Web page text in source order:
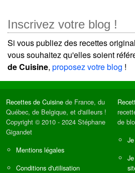
Inscrivez votre blog !
Si vous publiez des recettes
vous souhaitez qu'elles soient
de Cuisine, proposez votre blog !
Recettes de Cuisine de France, du
Québec, de Belgique, et d'ailleurs !
Copyright © 2010 - 2024 Stéphane
Gigandet
Mentions légales
Conditions d'utilisation
de